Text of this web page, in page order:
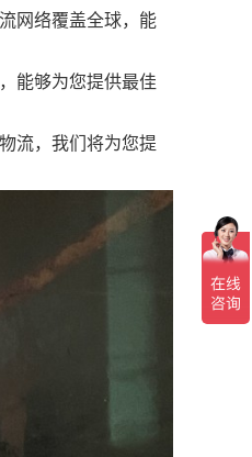
网络覆盖全球，能
能够为您提供最佳
流，我们将为您提